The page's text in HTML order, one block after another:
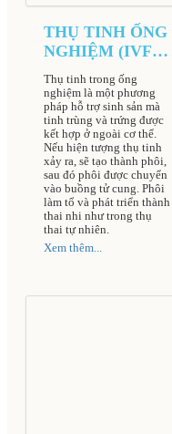
THỤ TINH ỐNG
NGHIỆM (IVF)
TẠI BỆNH VIỆN
NAM HỌC VÀ
HIẾM MUỘN
HÀ NỘI
Thụ tinh trong ống
nghiệm là một phương
pháp hỗ trợ sinh sản mà
tinh trùng và trứng được
kết hợp ở ngoài cơ thể.
Nếu hiện tượng thụ tinh
xảy ra, sẽ tạo thành phôi,
sau đó phôi được chuyển
vào buồng tử cung. Phôi
làm tổ và phát triển thành
thai nhi như trong thụ
thai tự nhiên.
Xem thêm...